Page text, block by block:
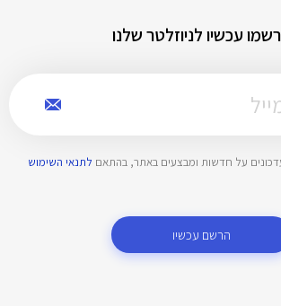
עכשיו לניוזלטר שלנו
עדכונים על חדשות ומבצעים באתר, בהתאם לתנאי השימוש
הרשם עכשיו